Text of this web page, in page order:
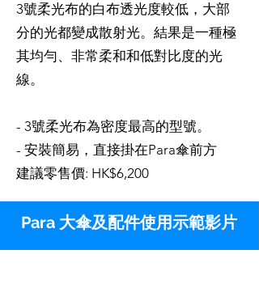
3號柔光布的白布透光度較低，大部
分的光都變成散射光。結果是一種極
其均勻、非常柔和和低對比度的光
線。
- 3號柔光布為密度最高的型號。
- 安裝簡易，直接掛在Para傘前方
建議零售價: HK$6,200
Para 大傘及配件使用示範影片